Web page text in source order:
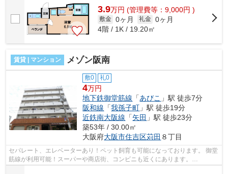
3.9万円 (管理費等：9,000円 )
敷金 0ヶ月 礼金 0ヶ月
4階 / 1K / 19.20㎡
賃貸 | マンション メゾン阪南
敷0 礼0
4万円
地下鉄御堂筋線 「あびこ 」駅 徒歩7分
阪和線 「我孫子町 」駅 徒歩19分
近鉄南大阪線 「矢田 」駅 徒歩23分
築53年 / 30.00㎡
大阪府大阪市住吉区苅田 ８丁目
セパレート、エレベーターあり！ペット飼育も可能になっております。 御堂
筋線が利用可能！スーパーや商店街、コンビニも近くにあります。
■□■□■□■□■□■□■□■□■□■□■□■□■□■□■□■□■□■□■□■...